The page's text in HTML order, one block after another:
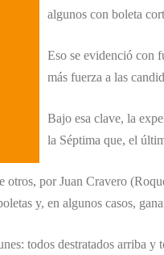
algunos con boleta
Eso se evidenció con
más fuerza a las
Bajo esa clave, la
la Séptima que, el
otros, por Juan Cravero
y, en algunos casos,
todos destratados arriba